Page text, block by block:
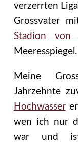
verzerrten
Grossvater
Stadion von
Meeresspiegel.
Meine
Jahrzehnte
Hochwasser
wen ich nur
war und